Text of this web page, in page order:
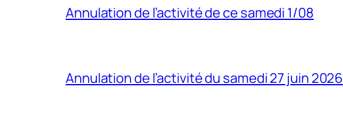
Annulation de l’activité de ce samedi 1/08
Annulation de l’activité du samedi 27 juin 2026